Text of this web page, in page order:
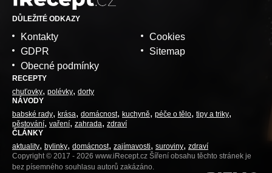
DŮLEŽITÉ ODKAZY
Kontakty
GDPR
Obecné podmínky
Cookies
Sitemap
RECEPTY
chuťovky polévky dorty
NÁVODY
babské rady krása domácnost kuchyně péče o tělo tipy a triky
pěstování vaření zahrada
zdraví
ČLÁNKY
aktuality bylinky domácnost zajímavosti suroviny zdraví
Copyright © 2017 - 2026 www.iRecept.cz Šíření obsahu těchto stránek je
bez písemného souhlasu autorů zakázáno.